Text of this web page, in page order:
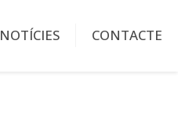
NOTÍCIES CONTACTE